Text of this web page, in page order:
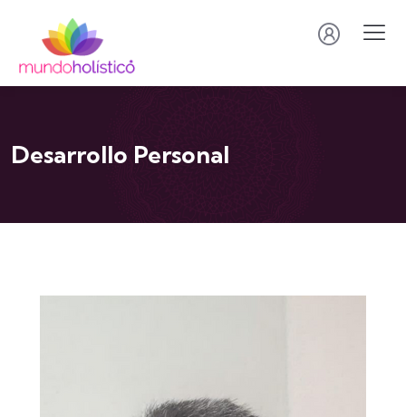
Desarrollo Personal